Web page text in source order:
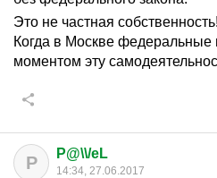
Это не частная собственность!
Когда в Москве федеральные
моментом эту
P P@\\/eL
14:34, 27.06.2017